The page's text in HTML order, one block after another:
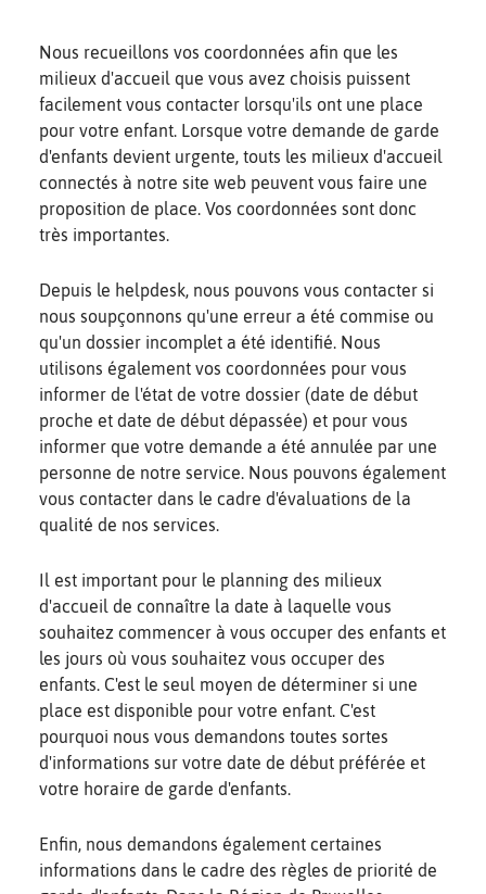
Nous recueillons vos coordonnées afin que les
milieux d'accueil que vous avez choisis puissent
facilement vous contacter lorsqu'ils ont une place
pour votre enfant. Lorsque votre demande de garde
d'enfants devient urgente, touts les milieux d'accueil
connectés à notre site web peuvent vous faire une
proposition de place. Vos coordonnées sont donc
très importantes.
Depuis le helpdesk, nous pouvons vous contacter si
nous soupçonnons qu'une erreur a été commise ou
qu'un dossier incomplet a été identifié. Nous
utilisons également vos coordonnées pour vous
informer de l'état de votre dossier (date de début
proche et date de début dépassée) et pour vous
informer que votre demande a été annulée par une
personne de notre service. Nous pouvons également
vous contacter dans le cadre d'évaluations de la
qualité de nos services.
Il est important pour le planning des milieux
d'accueil de connaître la date à laquelle vous
souhaitez commencer à vous occuper des enfants et
les jours où vous souhaitez vous occuper des
enfants. C'est le seul moyen de déterminer si une
place est disponible pour votre enfant. C'est
pourquoi nous vous demandons toutes sortes
d'informations sur votre date de début préférée et
votre horaire de garde d'enfants.
Enfin, nous demandons également certaines
informations dans le cadre des règles de priorité de